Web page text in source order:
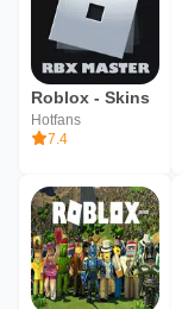
Roblox - Skins
Hotfans
7.4